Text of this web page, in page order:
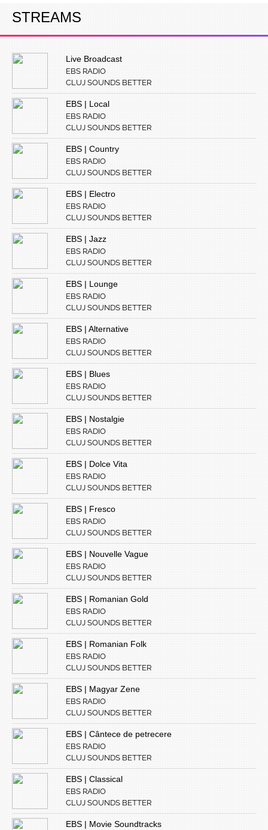
STREAMS
Live Broadcast
EBS RADIO
CLUJ SOUNDS BETTER
EBS | Local
EBS RADIO
CLUJ SOUNDS BETTER
EBS | Country
EBS RADIO
CLUJ SOUNDS BETTER
EBS | Electro
EBS RADIO
CLUJ SOUNDS BETTER
EBS | Jazz
EBS RADIO
CLUJ SOUNDS BETTER
EBS | Lounge
EBS RADIO
CLUJ SOUNDS BETTER
EBS | Alternative
EBS RADIO
CLUJ SOUNDS BETTER
EBS | Blues
EBS RADIO
CLUJ SOUNDS BETTER
EBS | Nostalgie
EBS RADIO
CLUJ SOUNDS BETTER
EBS | Dolce Vita
EBS RADIO
CLUJ SOUNDS BETTER
EBS | Fresco
EBS RADIO
CLUJ SOUNDS BETTER
EBS | Nouvelle Vague
EBS RADIO
CLUJ SOUNDS BETTER
EBS | Romanian Gold
EBS RADIO
CLUJ SOUNDS BETTER
EBS | Romanian Folk
EBS RADIO
CLUJ SOUNDS BETTER
EBS | Magyar Zene
EBS RADIO
CLUJ SOUNDS BETTER
EBS | Cântece de petrecere
EBS RADIO
CLUJ SOUNDS BETTER
EBS | Classical
EBS RADIO
CLUJ SOUNDS BETTER
EBS | Movie Soundtracks